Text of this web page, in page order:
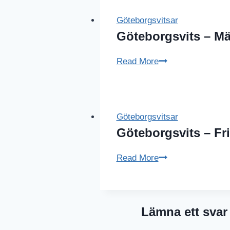
Göteborgsvitsar
Göteborgsvits –
Read MoreGöteborgsvits
Göteborgsvitsar
Göteborgsvits –
Read MoreGöteborgsvits
Lämna ett svar